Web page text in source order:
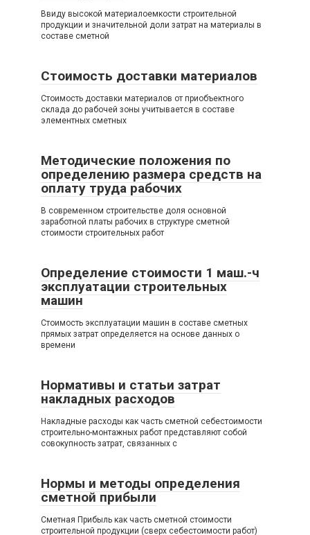
Ввиду высокой материалоемкости строительной
продукции и значительной доли затрат на материалы в
составе сметной
Стоимость доставки материалов
Стоимость доставки материалов от приобъектного
склада до рабочей зоны учитывается в составе
элементных сметных
Методические положения по
определению размера средств на
оплату труда рабочих
В современном строительстве доля основной
заработной платы рабочих в структуре сметной
стоимости строительных работ
Определение стоимости 1 маш.-ч
эксплуатации строительных
машин
Стоимость эксплуатации машин в составе сметных
прямых затрат определяется на основе данных о
времени
Нормативы и статьи затрат
накладных расходов
Накладные расходы как часть сметной себестоимости
строительно-монтажных работ представляют собой
совокупность затрат, связанных с
Нормы и методы определения
сметной прибыли
Сметная Прибыль как часть сметной стоимости
строительной продукции (сверх себестоимости работ)